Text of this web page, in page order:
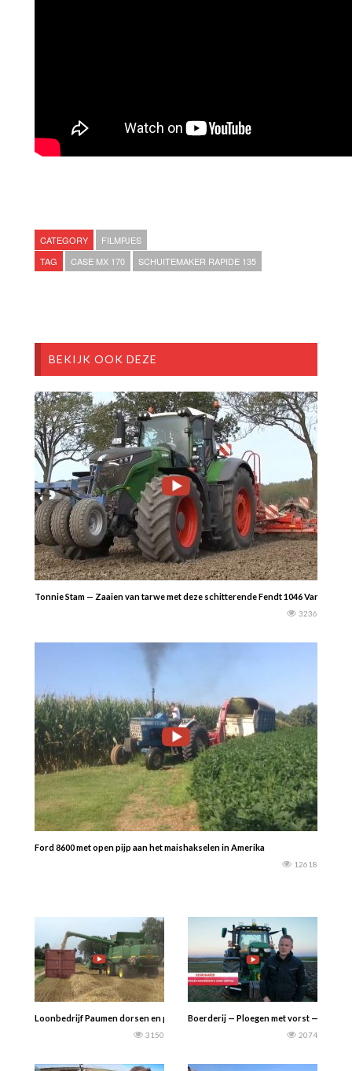
CATEGORY
FILMPJES
TAG
CASE MX 170 SCHUITEMAKER RAPIDE 135
BEKIJK OOK DEZE
Tonnie Stam — Zaaien van tarwe met deze schitterende Fendt 1046 Vario die
3236
Ford 8600 met open pijp aan het maishakselen in Amerika
12618
Loonbedrijf Paumen dorsen en persen — Landbouw Fotografie J&J
3150
Boerderij — Ploegen met vorst —
2074